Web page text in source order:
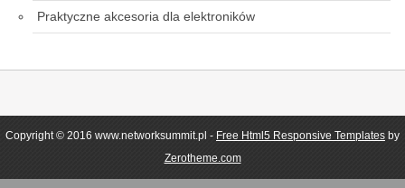
Praktyczne akcesoria dla elektroników
Copyright © 2016 www.networksummit.pl - Free Html5 Responsive Templates by
Zerotheme.com